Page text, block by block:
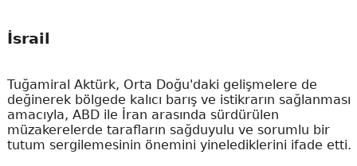
İsrail
Tuğamiral Aktürk, Orta Doğu'daki gelişmelere de
değinerek bölgede kalıcı barış ve istikrarın sağlanması
amacıyla, ABD ile İran arasında sürdürülen
müzakerelerde tarafların sağduyulu ve sorumlu bir
tutum sergilemesinin önemini yinelediklerini ifade etti.